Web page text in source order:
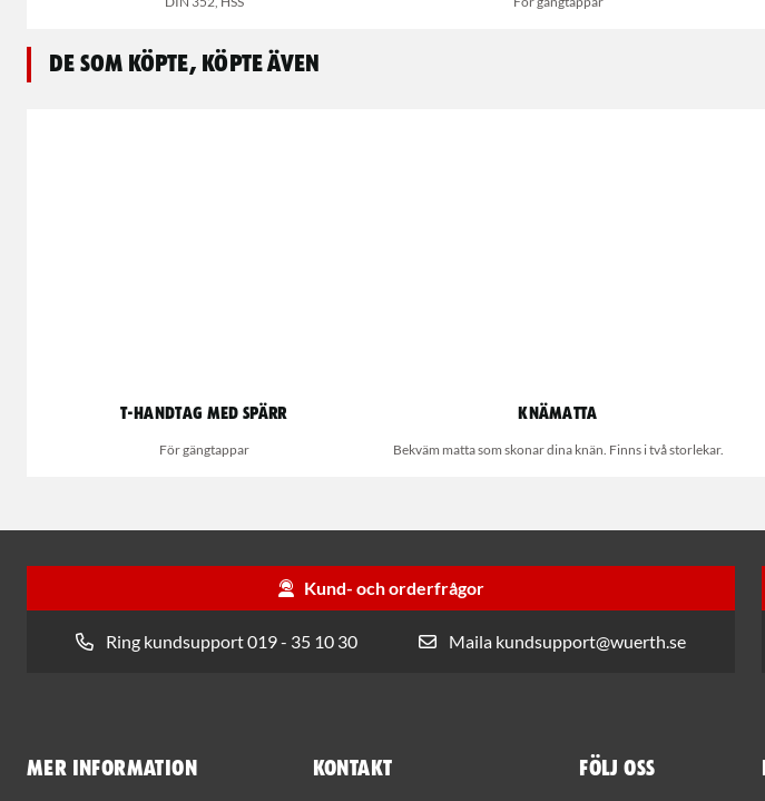
De som köpte, köpte även
T-handtag med spärr
För gängtappar
Knämatta
Bekväm matta som skonar dina knän. Finns i två storlekar.
Kund- och orderfrågor
Ring kundsupport 019 - 35 10 30 Maila kundsupport@wuerth.se
Mer information Kontakt Följ oss